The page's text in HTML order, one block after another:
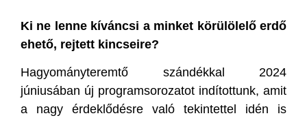
Ki ne lenne kíváncsi a minket körülölelő erdő
ehető, rejtett kincseire?
Hagyományteremtő szándékkal 2024
júniusában új programsorozatot indítottunk, amit
a nagy érdeklődésre való tekintettel idén is